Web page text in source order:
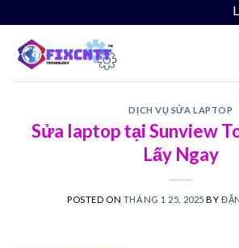
to
content
DỊCH VỤ SỬA LAPTOP
Sửa laptop tại Sunview
Lấy Ngay
POSTED ON THÁNG 1 25, 2025 BY